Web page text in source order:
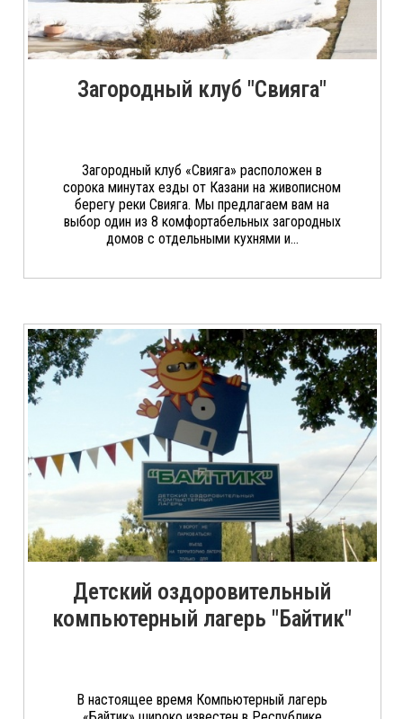
Загородный клуб "Свияга"
Загородный клуб «Свияга» расположен в
сорока минутах езды от Казани на живописном
берегу реки Свияга. Мы предлагаем вам на
выбор один из 8 комфортабельных загородных
домов с отдельными кухнями и...
Детский оздоровительный
компьютерный лагерь "Байтик"
В настоящее время Компьютерный лагерь